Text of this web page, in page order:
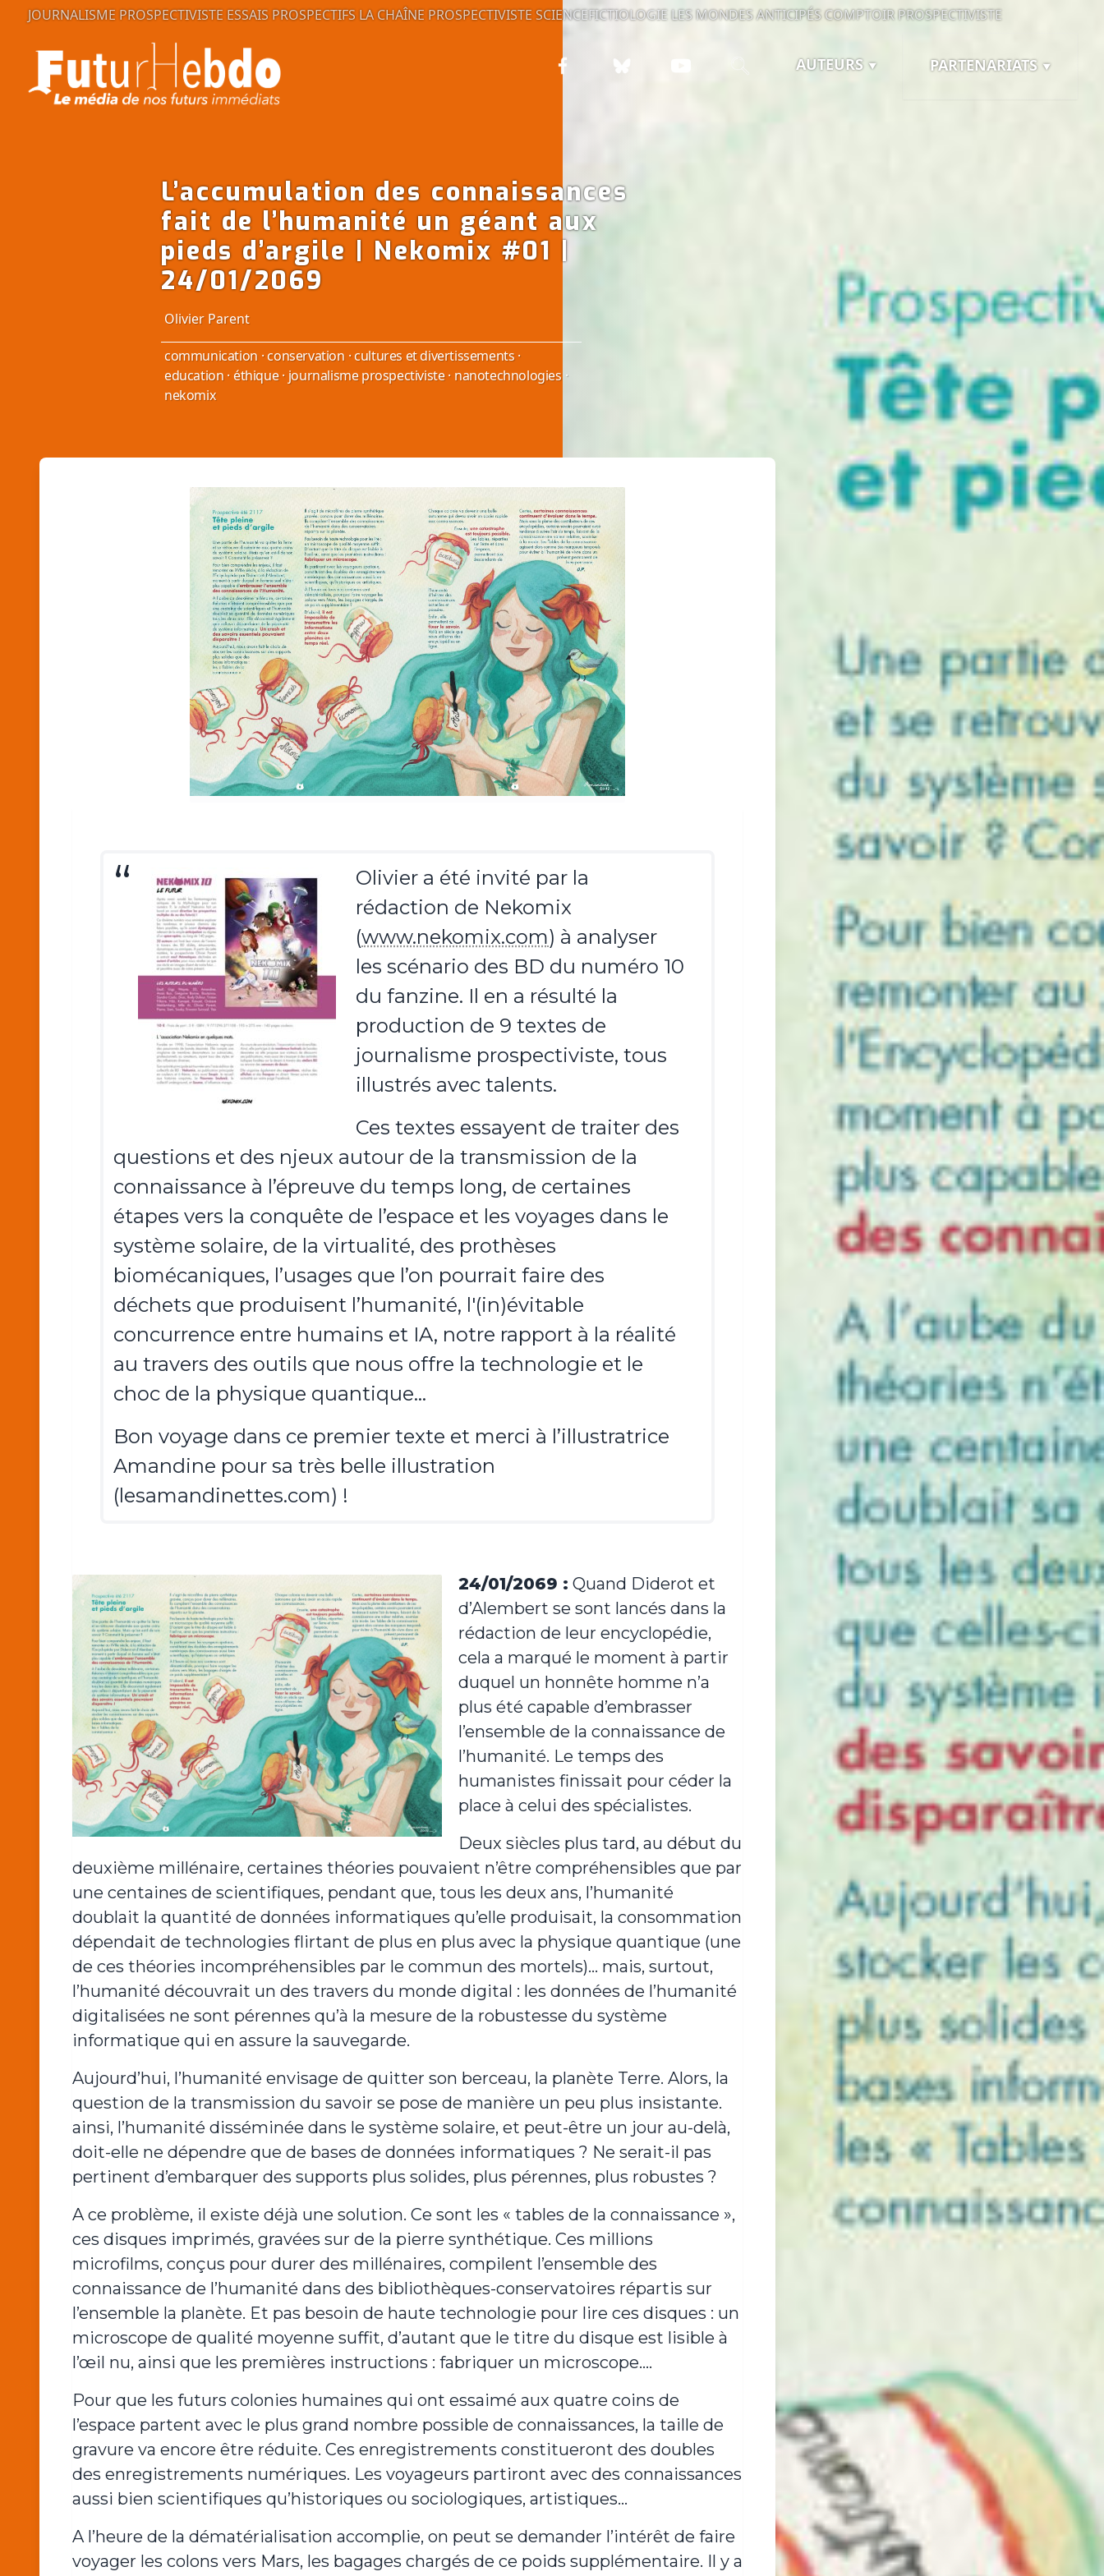
JOURNALISME PROSPECTIVISTE ESSAIS PROSPECTIFSLA CHAÎNE PROSPECTIVISTE SCIENCEFICTIOLOGIE LES MONDES ANTICIPÉSCOMPTOIR PROSPECTIVISTE
AUTEURS PARTENARIATS
L’accumulation des connaissances
fait de l’humanité un géant aux
pieds d’argile | Nekomix #01 |
24/01/2069
Olivier Parent
communication ·conservation ·cultures et divertissements ·
education ·éthique · journalisme prospectiviste · nanotechnologies ·
nekomix
Olivier a été invité par la
rédaction de Nekomix
(www.nekomix.com) à analyser
les scénario des BD du numéro 10
du fanzine. Il en a résulté la
production de 9 textes de
journalisme prospectiviste, tous
illustrés avec talents.
Ces textes essayent de traiter des
questions et des njeux autour de la transmission de la
connaissance à l’épreuve du temps long, de certaines
étapes vers la conquête de l’espace et les voyages dans le
système solaire, de la virtualité, des prothèses
biomécaniques, l’usages que l’on pourrait faire des
déchets que produisent l’humanité, l'(in)évitable
concurrence entre humains et IA, notre rapport à la réalité
au travers des outils que nous offre la technologie et le
choc de la physique quantique…
Bon voyage dans ce premier texte et merci à l’illustratrice
Amandine pour sa très belle illustration
(lesamandinettes.com) !
24/01/2069 : Quand Diderot et
d’Alembert se sont lancés dans la
rédaction de leur encyclopédie,
cela a marqué le moment à partir
duquel un honnête homme n’a
plus été capable d’embrasser
l’ensemble de la connaissance de
l’humanité. Le temps des
humanistes finissait pour céder la
place à celui des spécialistes.
Deux siècles plus tard, au début du
deuxième millénaire, certaines théories pouvaient n’être compréhensibles que par
une centaines de scientifiques, pendant que, tous les deux ans, l’humanité
doublait la quantité de données informatiques qu’elle produisait, la consommation
dépendait de technologies flirtant de plus en plus avec la physique quantique (une
de ces théories incompréhensibles par le commun des mortels)… mais, surtout,
l’humanité découvrait un des travers du monde digital : les données de l’humanité
digitalisées ne sont pérennes qu’à la mesure de la robustesse du système
informatique qui en assure la sauvegarde.
Aujourd’hui, l’humanité envisage de quitter son berceau, la planète Terre. Alors, la
question de la transmission du savoir se pose de manière un peu plus insistante.
ainsi, l’humanité disséminée dans le système solaire, et peut-être un jour au-delà,
doit-elle ne dépendre que de bases de données informatiques ? Ne serait-il pas
pertinent d’embarquer des supports plus solides, plus pérennes, plus robustes ?
A ce problème, il existe déjà une solution. Ce sont les « tables de la connaissance »,
ces disques imprimés, gravées sur de la pierre synthétique. Ces millions
microfilms, conçus pour durer des millénaires, compilent l’ensemble des
connaissance de l’humanité dans des bibliothèques-conservatoires répartis sur
l’ensemble la planète. Et pas besoin de haute technologie pour lire ces disques : un
microscope de qualité moyenne suffit, d’autant que le titre du disque est lisible à
l’œil nu, ainsi que les premières instructions : fabriquer un microscope….
Pour que les futurs colonies humaines qui ont essaimé aux quatre coins de
l’espace partent avec le plus grand nombre possible de connaissances, la taille de
gravure va encore être réduite. Ces enregistrements constitueront des doubles
des enregistrements numériques. Les voyageurs partiront avec des connaissances
aussi bien scientifiques qu’historiques ou sociologiques, artistiques…
A l’heure de la dématérialisation accomplie, on peut se demander l’intérêt de faire
voyager les colons vers Mars, les bagages chargés de ce poids supplémentaire. Il y a